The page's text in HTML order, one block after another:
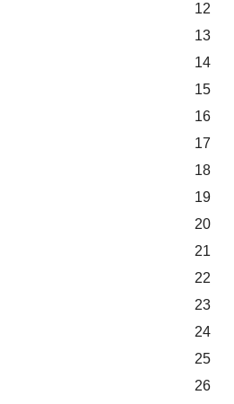
12
13
14
15
16
17
18
19
20
21
22
23
24
25
26